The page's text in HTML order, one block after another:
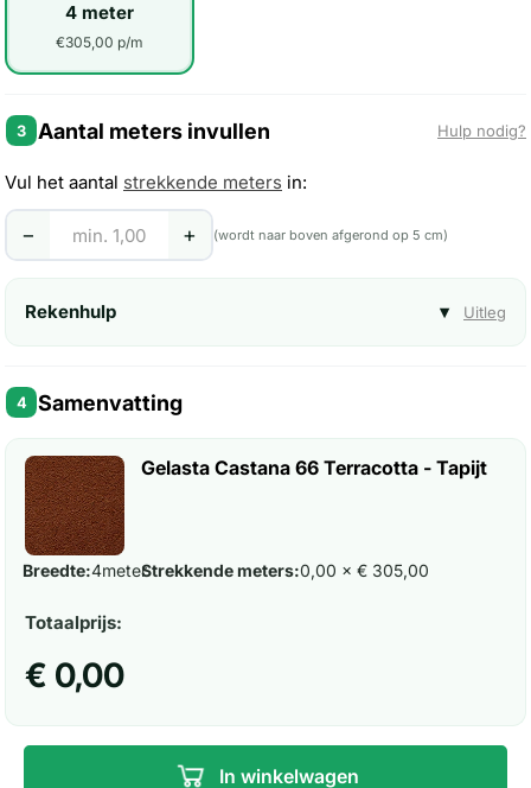
4 meter
€305,00 p/m
3 Aantal meters invullen Hulp nodig?
Vul het aantal strekkende meters in:
− + (wordt naar boven afgerond op 5 cm)
Rekenhulp Uitleg
▾
4 Samenvatting
Gelasta Castana 66 Terracotta - Tapijt
Breedte:4meterStrekkende meters:0,00 × € 305,00
Totaalprijs:
€ 0,00
In winkelwagen